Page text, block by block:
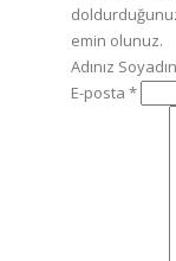
emin olunuz.
Adınız
E-posta *